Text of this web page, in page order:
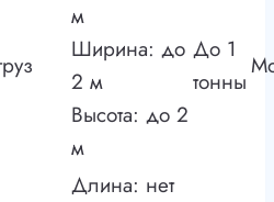
м
Ширина: до
2 м
Высота: до 2
м
До 1
тонны
Длина: нет